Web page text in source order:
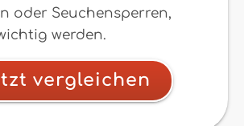
oder Seuchensperren,
werden.
vergleichen